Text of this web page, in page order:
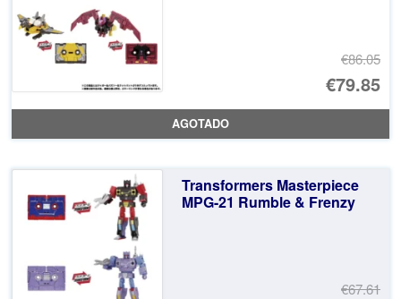
€86.05
El
€79.85
El
AGOTADO
Transformers Masterpiece
MPG-21 Rumble & Frenzy
€67.61